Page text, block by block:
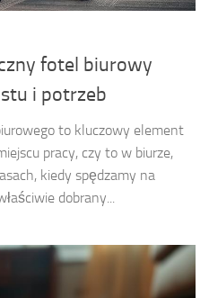
fotel biurowy
i potrzeb
to kluczowy element
pracy, czy to w biurze,
kiedy spędzamy na
dobrany...